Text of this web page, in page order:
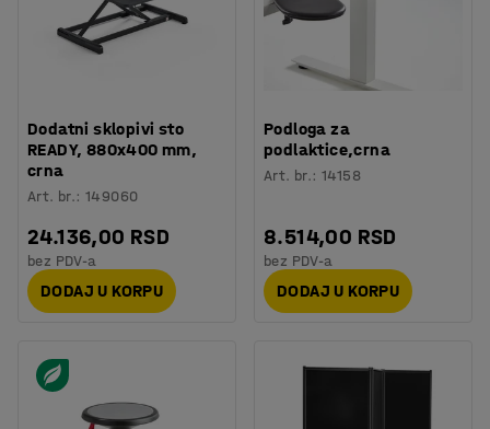
Dodatni sklopivi sto
READY, 880x400 mm,
crna
Art. br.:149060
24.136,00 RSD
bez PDV-a
DODAJ U KORPU
Podloga za
podlaktice,crna
Art. br.:14158
8.514,00 RSD
bez PDV-a
DODAJ U KORPU